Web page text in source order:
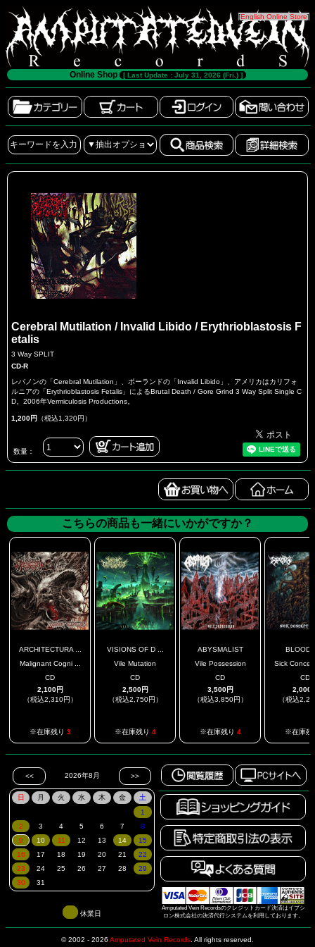
[English Online Store]
Online Shop [ Last Update : July 31, 2026 (Fri.) ]
Cerebral Mutilation / Invalid Libido / Erythrioblastosis F
etalis
3 Way SPLIT
CD-R
レバノンの「Cerebral Mutilation」、ポーランドの「Invalid Libido」、アメリカはカリフォ
ルニアの「Erythrioblastosis Fetalis」によるBrutal Death / Gore Grind 3 Way Split Single C
D。2006年Vermiculosis Productions。
1,200円 （税込1,320円）
数量：
こちらの商品も一緒にいかがですか？
ARCHITECTURA ...
Malignant Cogni ...
CD
2,100円
（税込2,310円）
※在庫残り 3
VISIONS OF D ...
Vile Mutation
CD
2,500円
（税込2,750円）
※在庫残り 4
ABYSMALIST
Vile Possession
CD
3,500円
（税込3,850円）
※在庫残り 4
Sick
CD
2,000
（税込
※在庫残
Amputated Vein Recordsのクレジットカード決済はイプシ
ロン株式会社の決済代行システムを利用しております。
休業日
© 2002 - 2026 Amputated Vein Records All rights reserved.